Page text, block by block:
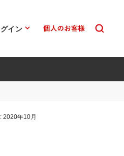
イン
2020年10月